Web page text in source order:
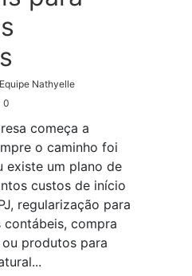
Equipe Nathyelle
0
começa a
o caminho foi
existe um plano de
custos de início
regularização para
contábeis, compra
produtos para